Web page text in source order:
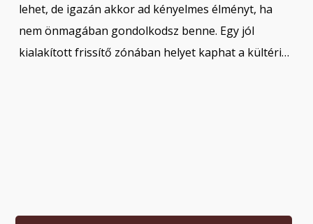
lehet, de igazán akkor ad kényelmes élményt, ha
nem önmagában gondolkodsz benne. Egy jól
kialakított frissítő zónában helyet kaphat a kültéri…